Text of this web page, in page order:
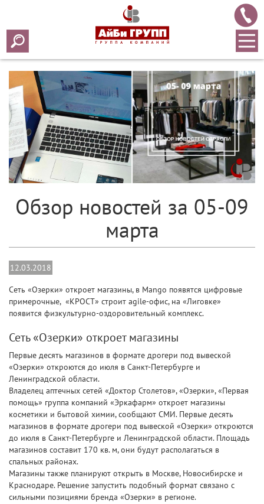
Array ( [0] => 2018 [1] => 03 [2] => 12 [3] => 267 )
Обзор новостей за 05-09
марта
12.03.2018
Сеть «Озерки» откроет магазины, в Mango появятся цифровые
примерочные, «КРОСТ» строит agile-офис, на «Лиговке»
появится физкультурно-оздоровительный комплекс.
Сеть «Озерки» откроет магазины
Первые десять магазинов в формате дрогери под вывеской
«Озерки» откроются до июля в Санкт-Петербурге и
Ленинградской области.
Владелец аптечных сетей «Доктор Столетов», «Озерки», «Первая
помощь» группа компаний «Эркафарм» откроет магазины
косметики и бытовой химии, сообщают СМИ. Первые десять
магазинов в формате дрогери под вывеской «Озерки» откроются
до июля в Санкт-Петербурге и Ленинградской области. Площадь
магазинов составит 170 кв. м, они будут располагаться в
спальных районах.
Магазины также планируют открыть в Москве, Новосибирске и
Краснодаре. Решение запустить подобный формат связано с
сильными позициями бренда «Озерки» в регионе.